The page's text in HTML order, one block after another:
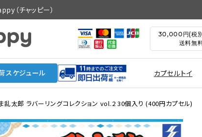
（チャッピー）
30,000円(税
送料無
スケジュール カプセルトイ
会員登録
ック
乱太郎 ラバーリングコレクション vol.2 30個入り (400円カプセル)